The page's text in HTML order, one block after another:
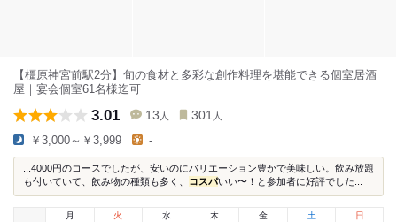
【橿原神宮前駅2分】旬の食材と多彩な創作料理を堪能できる個室居酒
屋｜宴会個室61名様迄可
3.01 13 人 301 人
￥3,000～￥3,999 -
...4000円のコースでしたが、安いのにバリエーション豊かで美味しい。飲み放題
も付いていて、飲み物の種類も多く、 コスパいい〜！と参加者に好評でした...
月
火 水 木 金 土 日